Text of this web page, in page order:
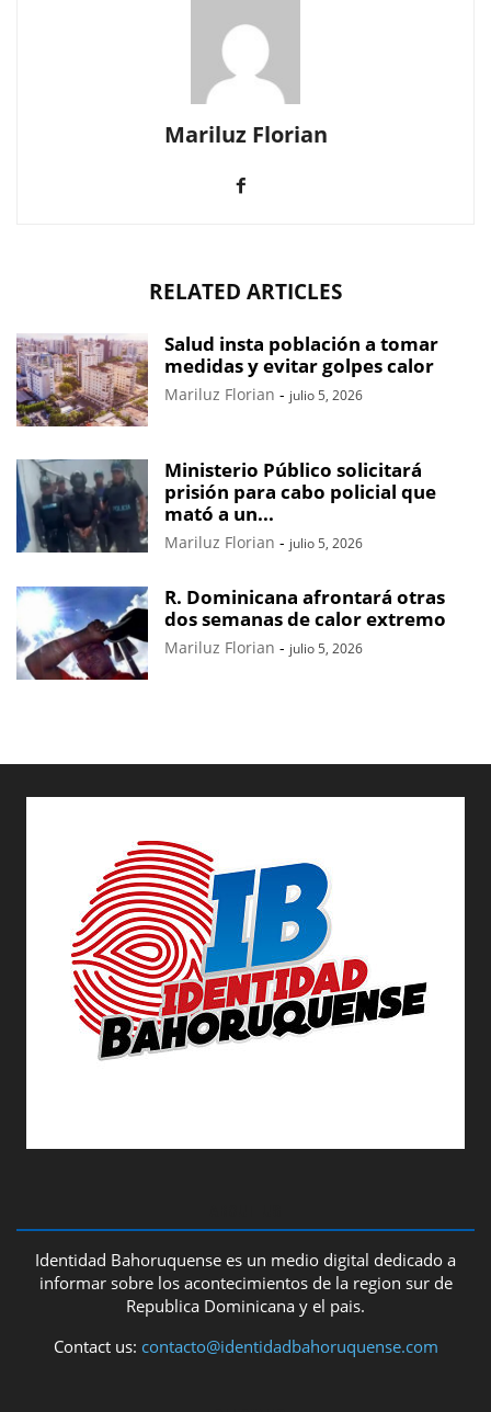
Mariluz Florian
RELATED ARTICLES
Salud insta población a tomar
medidas y evitar golpes calor
Mariluz Florian - julio 5, 2026
Ministerio Público solicitará
prisión para cabo policial que
mató a un...
Mariluz Florian - julio 5, 2026
R. Dominicana afrontará otras
dos semanas de calor extremo
Mariluz Florian - julio 5, 2026
Identidad Bahoruquense es un medio digital dedicado a
informar sobre los acontecimientos de la region sur de
Republica Dominicana y el pais.
Contact us: contacto@identidadbahoruquense.com